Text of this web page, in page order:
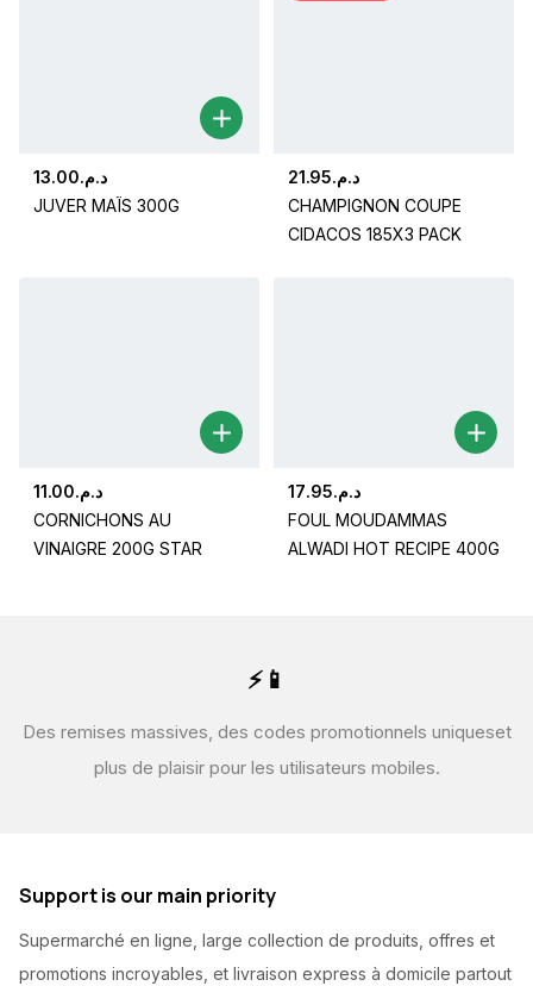
د.م.13.00
JUVER MAÏS 300G
د.م.21.95
CHAMPIGNON COUPE
CIDACOS 185X3 PACK
د.م.11.00
CORNICHONS AU
VINAIGRE 200G STAR
د.م.17.95
FOUL MOUDAMMAS
ALWADI HOT RECIPE 400G
⚡📱
Des remises massives, des codes promotionnels uniqueset
plus de plaisir pour les utilisateurs mobiles.
Support is our main priority
Supermarché en ligne, large collection de produits, offres et
promotions incroyables, et livraison express à domicile partout